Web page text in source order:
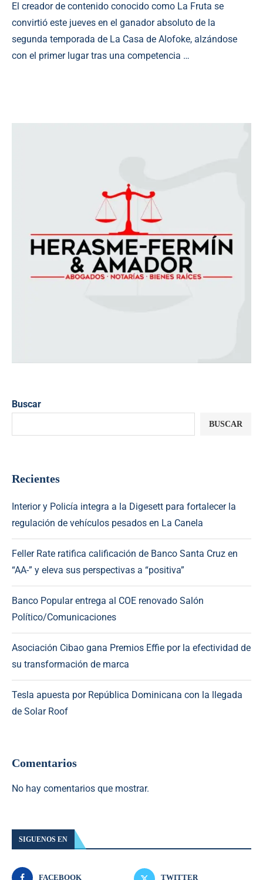
El creador de contenido conocido como La Fruta se
convirtió este jueves en el ganador absoluto de la
segunda temporada de La Casa de Alofoke, alzándose
con el primer lugar tras una competencia …
Buscar
BUSCAR
Recientes
Interior y Policía integra a la Digesett para fortalecer la
regulación de vehículos pesados en La Canela
Feller Rate ratifica calificación de Banco Santa Cruz en
“AA-” y eleva sus perspectivas a “positiva”
Banco Popular entrega al COE renovado Salón
Político/Comunicaciones
Asociación Cibao gana Premios Effie por la efectividad de
su transformación de marca
Tesla apuesta por República Dominicana con la llegada
de Solar Roof
Comentarios
No hay comentarios que mostrar.
SIGUENOS EN
FACEBOOK TWITTER